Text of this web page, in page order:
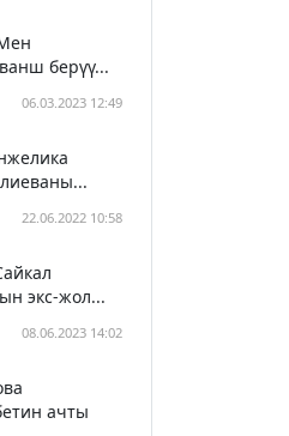
берүү...
06.03.2023 12:49
22.06.2022 10:58
экс-жол...
08.06.2023 14:02
ачты